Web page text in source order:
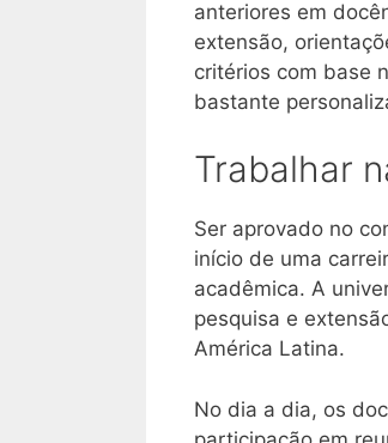
anteriores em
extensão,
critérios com base
bastante
Trabalhar
Ser aprovado no
início de uma
acadêmica. A
pesquisa e
América Latina.
No dia a dia, os